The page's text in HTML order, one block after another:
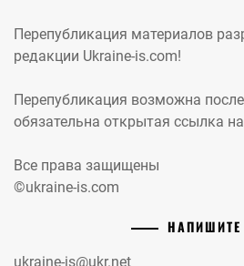
Перепубликация материалов
редакции Ukraine-is.com!
Перепубликация возможна
обязательна открытая ссылка
Все права защищены
©ukraine-is.com
ukraine-is@ukr.net